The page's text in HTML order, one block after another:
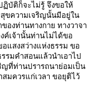
ฏิบัติก็จะไม่รู้ จึงขอให้
ขความเจริญนั้นมีอยู่ใน
องท่านทางกาย ทางวาจา
ค์เจ้านั้นท่านไม่ได้ขอ
แสงสว่างแห่งธรรม ขอ
รมคำสอนแล้วนำเอาไป
ที่ท่านปรารถนาย่อมเป็น
มควรแก่เวลา ขอยุติไว้